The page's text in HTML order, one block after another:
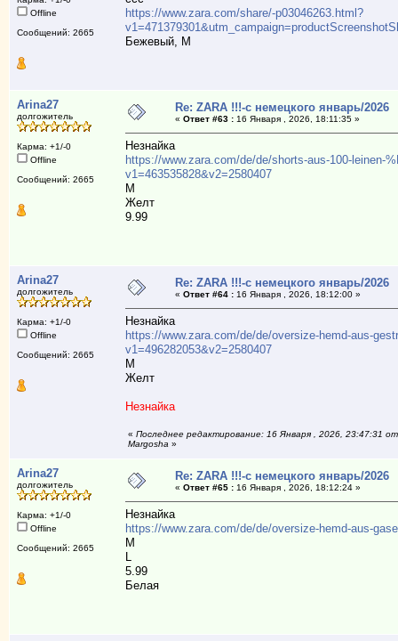
Offline
Сообщений: 2665
https://www.zara.com/share/-p03046263.html?
Бежевый, М
Arina27
долгожитель
Карма: +1/-0
Offline
Сообщений: 2665
Re: ZARA !!!-с немецкого январь/2026
« Ответ #63 :16 Января , 2026, 18:11:35 »
Незнайка
https://www.zara.com/de/de/shorts-aus-100-leinen-
v1=463535828&v2=2580407
М
Желт
9.99
Arina27
долгожитель
Карма: +1/-0
Offline
Сообщений: 2665
Re: ZARA !!!-с немецкого январь/2026
« Ответ #64 :16 Января , 2026, 18:12:00 »
Незнайка
https://www.zara.com/de/de/oversize-hemd-aus-
v1=496282053&v2=2580407
M
Желт
Незнайка
« Последнее редактирование: 16 Января , 2026, 23:47:31 от
Margosha »
Arina27
долгожитель
Карма: +1/-0
Offline
Сообщений: 2665
Re: ZARA !!!-с немецкого январь/2026
« Ответ #65 :16 Января , 2026, 18:12:24 »
Незнайка
https://www.zara.com/de/de/oversize-hemd-aus-
М
L
5.99
Белая